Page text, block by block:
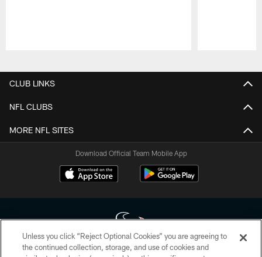
CLUB LINKS
NFL CLUBS
MORE NFL SITES
Download Official Team Mobile App
Unless you click “Reject Optional Cookies” you are agreeing to
the continued collection, storage, and use of cookies and